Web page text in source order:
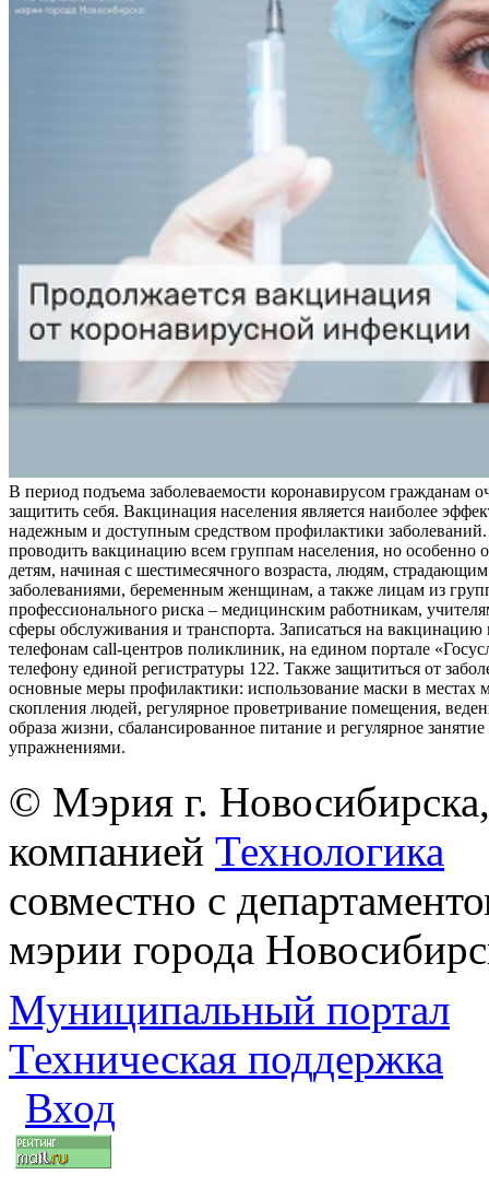
В период подъема заболеваемости коронавирусом гражданам
защитить себя. Вакцинация населения является наиболее
надежным и доступным средством профилактики заболеваний.
проводить вакцинацию всем группам населения, но особенно
детям, начиная с шестимесячного возраста, людям,
заболеваниями, беременным женщинам, а также лицам из
профессионального риска – медицинским работникам,
сферы обслуживания и транспорта. Записаться на
телефонам call-центров поликлиник, на едином портале
телефону единой регистратуры 122. Также защититься от
основные меры профилактики: использование маски в местах
скопления людей, регулярное проветривание помещения,
образа жизни, сбалансированное питание и регулярное
упражнениями.
© Мэрия г.
компанией Технологика
совместно с
мэрии города
Муниципальный портал
Техническая поддержка
Вход